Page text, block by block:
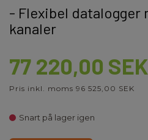
- Flexibel datalogger
kanaler
77 220,00 SEK
Pris inkl. moms 96 525,00 SEK
Snart på lager igen